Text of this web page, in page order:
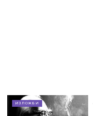
ИЗЛОЖБИ